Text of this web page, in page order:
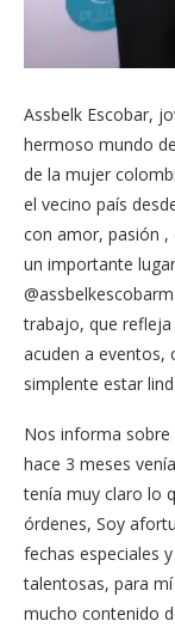
Assbelk Escobar,
hermoso mundo
de la mujer
el vecino país
con amor, pasión ,
un importante
trabajo, que
acuden a eventos,
simplente estar
Nos informa
hace 3 meses
tenía muy claro lo
órdenes, Soy
fechas especiales
talentosas, para
mucho contenido